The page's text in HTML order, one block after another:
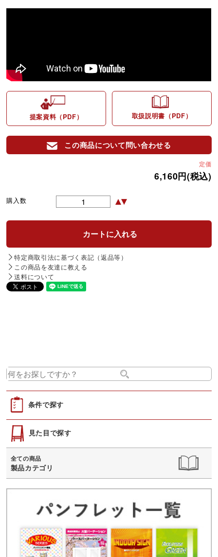
提案資料（PDF） 取扱説明書（PDF）
この商品について問い合わせる
定価
6,160円(税込)
購入数
特定商取引法に基づく表記（返品等）
この商品を友達に教える
送料について
条件で探す
見た目で探す
全ての商品
製品カテゴリ